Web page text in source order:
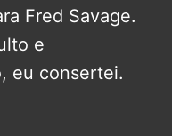
Fred Savage.
e
eu consertei.